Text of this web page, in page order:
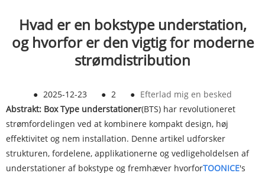
Hvad er en bokstype understation,
og hvorfor er den vigtig for moderne
strømdistribution
● 2025-12-23 ● 2 ● Efterlad mig en besked
Abstrakt: Box Type understationer(BTS) har revolutioneret
strømfordelingen ved at kombinere kompakt design, høj
effektivitet og nem installation. Denne artikel udforsker
strukturen, fordelene, applikationerne og vedligeholdelsen af ​​
understationer af bokstype og fremhæver hvorforTOONICE's